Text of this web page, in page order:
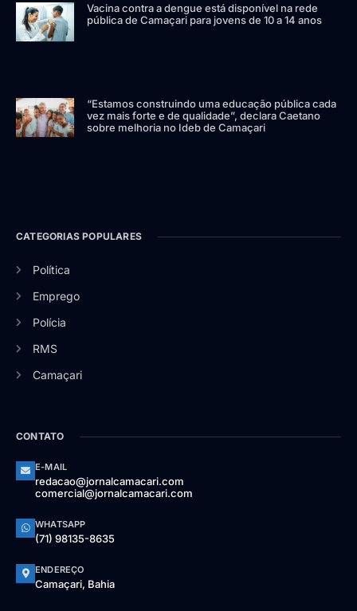
Vacina contra a dengue está disponível na rede
pública de Camaçari para jovens de 10 a 14 anos
“Estamos construindo uma educação pública cada
vez mais forte e de qualidade”, declara Caetano
sobre melhoria no Ideb de Camaçari
CATEGORIAS POPULARES
Política
Emprego
Polícia
RMS
Camaçari
CONTATO
E-MAIL
redacao@jornalcamacari.com
comercial@jornalcamacari.com
WHATSAPP
(71) 98135-8635
ENDEREÇO
Camaçari, Bahia